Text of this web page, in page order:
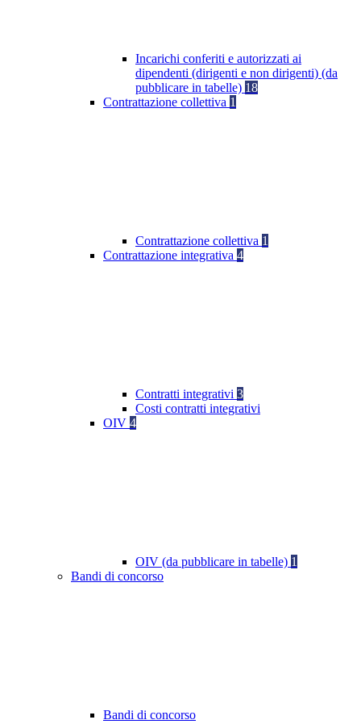
Incarichi conferiti e autorizzati ai
dipendenti (dirigenti e non dirigenti) (da
pubblicare in tabelle) 18
Contrattazione collettiva 1
Contrattazione collettiva 1
Contrattazione integrativa 4
Contratti integrativi 3
Costi contratti integrativi
OIV 4
OIV (da pubblicare in tabelle) 1
Bandi di concorso
Bandi di concorso